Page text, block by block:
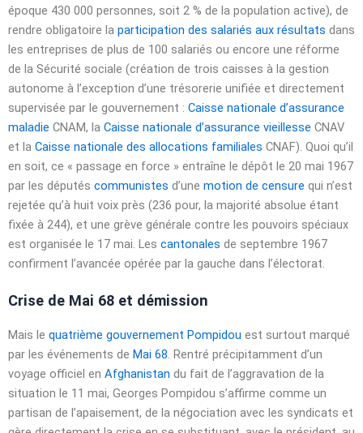
époque 430 000 personnes, soit 2 % de la population active), de
rendre obligatoire la participation des salariés aux résultats dans
les entreprises de plus de 100 salariés ou encore une réforme
de la Sécurité sociale (création de trois caisses à la gestion
autonome à l’exception d’une trésorerie unifiée et directement
supervisée par le gouvernement : Caisse nationale d’assurance
maladie CNAM, la Caisse nationale d’assurance vieillesse CNAV
et la Caisse nationale des allocations familiales CNAF). Quoi qu’il
en soit, ce « passage en force » entraîne le dépôt le 20 mai 1967
par les députés communistes d’une motion de censure qui n’est
rejetée qu’à huit voix près (236 pour, la majorité absolue étant
fixée à 244), et une grève générale contre les pouvoirs spéciaux
est organisée le 17 mai. Les cantonales de septembre 1967
confirment l’avancée opérée par la gauche dans l’électorat.
Crise de Mai 68 et démission
Mais le quatrième gouvernement Pompidou est surtout marqué
par les événements de Mai 68. Rentré précipitamment d’un
voyage officiel en Afghanistan du fait de l’aggravation de la
situation le 11 mai, Georges Pompidou s’affirme comme un
partisan de l’apaisement, de la négociation avec les syndicats et